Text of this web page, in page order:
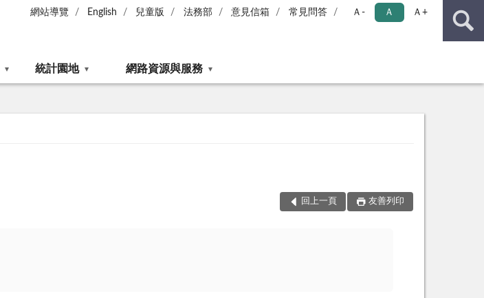
網站導覽 English 兒童版 法務部 意見信箱 常見問答 Ａ- Ａ Ａ+
統計園地 網路資源與服務
回上一頁 友善列印